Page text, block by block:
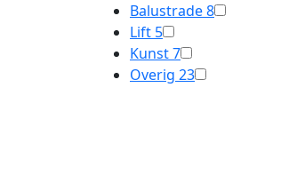
Balustrade8
Lift 5
Kunst7
Overig 23